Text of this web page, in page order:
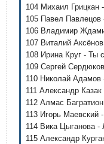
104 Михаил Грицкан
105 Павел
106 Владимир
107 Виталий
108 Ирина Круг - Ты
109 Сергей
110 Николай
111 Александр
112 Алмас
113 Игорь Маевский
114 Вика Цыганова -
115 Александр